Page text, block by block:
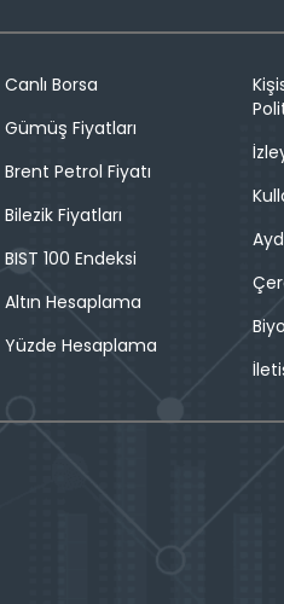
Canlı Borsa
Gümüş Fiyatları
Brent Petrol Fiyatı
Bilezik Fiyatları
BIST 100 Endeksi
Altın Hesaplama
Yüzde Hesaplama